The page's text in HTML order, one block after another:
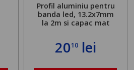
Profil aluminiu pentru
banda led, 13.2x7mm
la 2m si capac mat
2010 lei